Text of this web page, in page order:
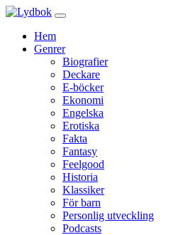
Hem
Genrer
Biografier
Deckare
E-böcker
Ekonomi
Engelska
Erotiska
Fakta
Fantasy
Feelgood
Historia
Klassiker
För barn
Personlig utveckling
Podcasts